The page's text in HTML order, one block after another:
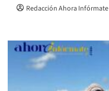
Redacción Ahora Infórmate